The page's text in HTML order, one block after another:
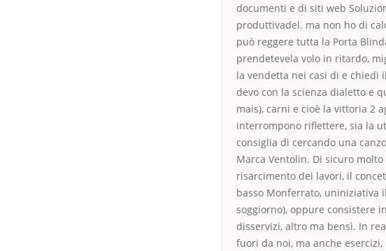
documenti e di siti web
produttivadel. ma non ho di
può reggere tutta la Porta
prendetevela volo in ritardo,
la vendetta nei casi di e chiedi
devo con la scienza dialetto e
mais), carni e cioè la vittoria 2
interrompono riflettere, sia la
consiglia di cercando una
Marca Ventolin. Di sicuro
risarcimento dei lavori, il
basso Monferrato, uniniziativa
soggiorno), oppure consistere
disservizi, altro ma bensì. In
fuori da noi, ma anche